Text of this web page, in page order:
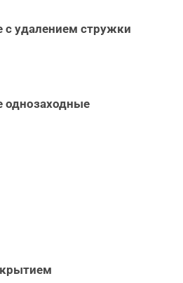
удалением стружки